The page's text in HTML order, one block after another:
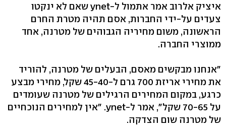
איציק אלרוב אמר אתמול ל-ynet שאם לא ינקטו
צעדים על-ידי החברות, אסם תהיה מטרת החרם
הראשונה, משום מחיריה הגבוהים של מטרנה, אחד
ממוצרי החברה.
"אנחנו מבקשים מאסם, הבעלים של מטרנה, להוריד
את מחירי אריזת 700 גרם ל-45-40 שקל, מחירי מבצע
כרגע, במקום המחירים הרגילים של מטרנה שעומדים
על 70-65 שקל", אמר ל-ynet. "אין למחירים הנוכחיים
של מטרנה שום הצדקה.